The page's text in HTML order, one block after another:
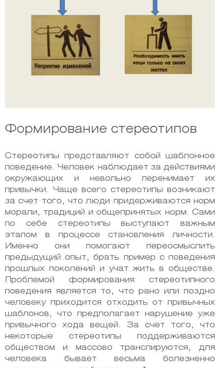
Формирование стереотипов
Стереотипы представляют собой шаблонное
поведение. Человек наблюдает за действиями
окружающих и невольно перенимает их
привычки. Чаще всего стереотипы возникают
за счет того, что люди придерживаются норм
морали, традиций и общепринятых норм. Сами
по себе стереотипы выступают важным
этапом в процессе становления личности.
Именно они помогают переосмыслить
предыдущий опыт, брать пример с поведения
прошлых поколений и учат жить в обществе.
Проблемой формирования стереотипного
поведения является то, что рано или поздно
человеку приходится отходить от привычных
шаблонов, что предполагает нарушение уже
привычного хода вещей. За счет того, что
некоторые стереотипы поддерживаются
обществом и массово транслируются, для
человека бывает весьма болезненно